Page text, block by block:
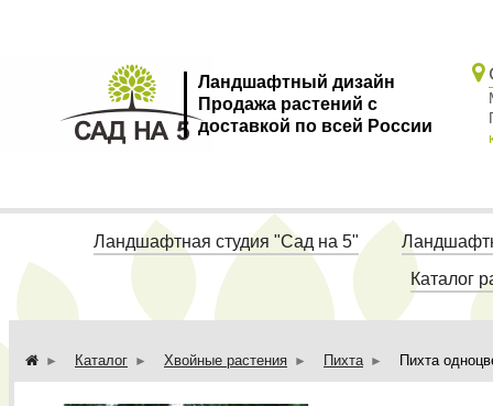
Ландшафтный дизайн
Продажа растений с
доставкой по всей России
Ландшафтная студия "Сад на 5"
Каталог
Каталог Хвойные растения Пихта Пихта